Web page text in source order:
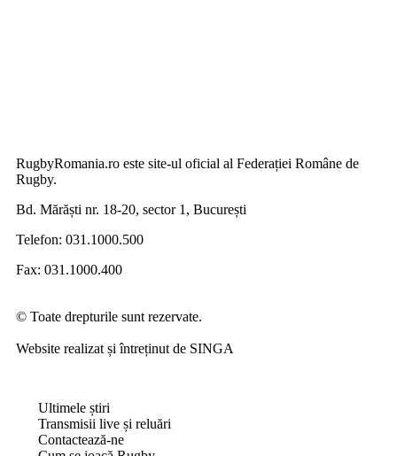
RugbyRomania.ro este site-ul oficial al Federației Române de
Rugby.
Bd. Mărăști nr. 18-20, sector 1, București
Telefon: 031.1000.500
Fax: 031.1000.400
© Toate drepturile sunt rezervate.
Website realizat și întreținut de SINGA
Ultimele știri
Transmisii live și reluări
Contactează-ne